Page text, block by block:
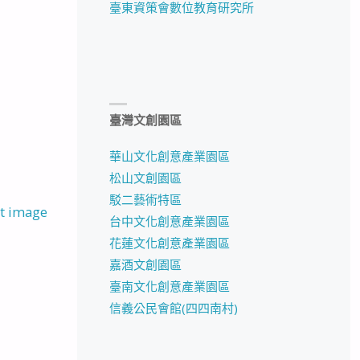
image
臺東資策會數位教育研究所
臺灣文創園區
華山文化創意產業園區
松山文創園區
駁二藝術特區
台中文化創意產業園區
花蓮文化創意產業園區
嘉酒文創園區
臺南文化創意產業園區
信義公民會館(四四南村)